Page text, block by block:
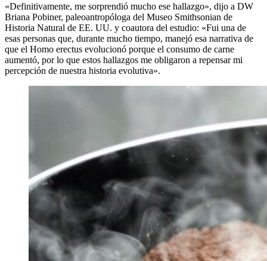
«Definitivamente, me sorprendió mucho ese hallazgo», dijo a DW
Briana Pobiner, paleoantropóloga del Museo Smithsonian de
Historia Natural de EE. UU. y coautora del estudio: «Fui una de
esas personas que, durante mucho tiempo, manejó esa narrativa de
que el Homo erectus evolucionó porque el consumo de carne
aumentó, por lo que estos hallazgos me obligaron a repensar mi
percepción de nuestra historia evolutiva».